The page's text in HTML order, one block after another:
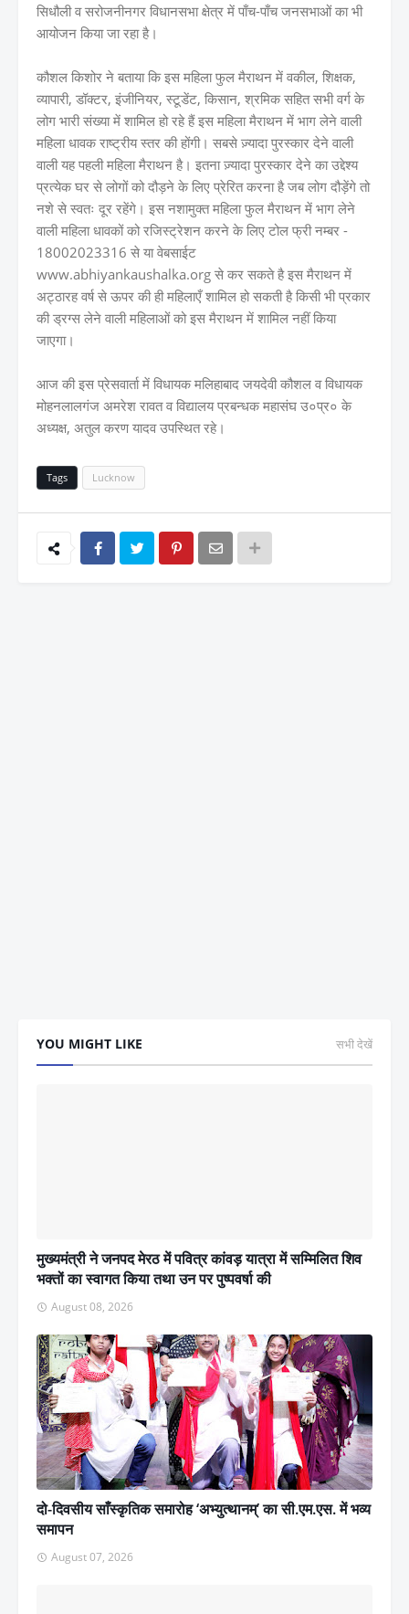
सिधौली व सरोजनीनगर विधानसभा क्षेत्र में पाँच-पाँच जनसभाओं का भी
आयोजन किया जा रहा है।
कौशल किशोर ने बताया कि इस महिला फुल मैराथन में वकील, शिक्षक,
व्यापारी, डॉक्टर, इंजीनियर, स्टूडेंट, किसान, श्रमिक सहित सभी वर्ग के
लोग भारी संख्या में शामिल हो रहे हैं इस महिला मैराथन में भाग लेने वाली
महिला धावक राष्ट्रीय स्तर की होंगी। सबसे ज़्यादा पुरस्कार देने वाली
वाली यह पहली महिला मैराथन है। इतना ज़्यादा पुरस्कार देने का उद्देश्य
प्रत्येक घर से लोगों को दौड़ने के लिए प्रेरित करना है जब लोग दौड़ेंगे तो
नशे से स्वतः दूर रहेंगे। इस नशामुक्त महिला फुल मैराथन में भाग लेने
वाली महिला धावकों को रजिस्ट्रेशन करने के लिए टोल फ्री नम्बर -
18002023316 से या वेबसाईट
www.abhiyankaushalka.org से कर सकते है इस मैराथन में
अट्ठारह वर्ष से ऊपर की ही महिलाएँ शामिल हो सकती है किसी भी प्रकार
की ड्रग्स लेने वाली महिलाओं को इस मैराथन में शामिल नहीं किया
जाएगा।
आज की इस प्रेसवार्ता में विधायक मलिहाबाद जयदेवी कौशल व विधायक
मोहनलालगंज अमरेश रावत व विद्यालय प्रबन्धक महासंघ उ०प्र० के
अध्यक्ष, अतुल करण यादव उपस्थित रहे।
Tags Lucknow
YOU MIGHT LIKE सभी देखें
मुख्यमंत्री ने जनपद मेरठ में पवित्र कांवड़ यात्रा में सम्मिलित शिव
भक्तों का स्वागत किया तथा उन पर पुष्पवर्षा की
August 08, 2026
दो-दिवसीय साँस्कृतिक समारोह ‘अभ्युत्थानम्’ का सी.एम.एस. में भव्य
समापन
August 07, 2026